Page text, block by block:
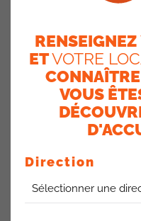
MES
MOBILITÉ
AXA
L’ACCORD
RENSEIGNEZ
ETVOTRE
VOUS
Direction